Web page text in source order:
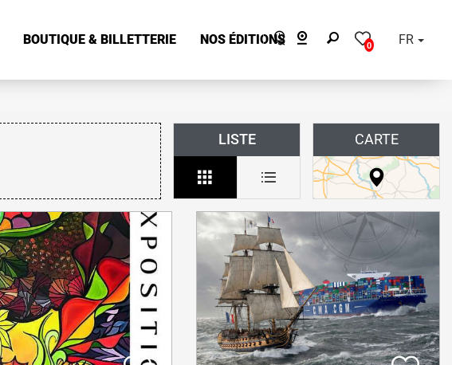
0 FR
BOUTIQUE & BILLETTERIE NOS ÉDITIONS
LISTE CARTE